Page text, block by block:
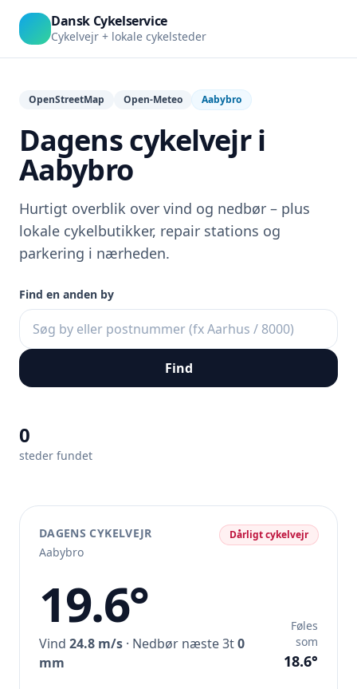
Dansk Cykelservice
Cykelvejr + lokale cykelsteder
OpenStreetMap Open-Meteo Aabybro
Dagens cykelvejr i
Aabybro
Hurtigt overblik over vind og nedbør – plus
lokale cykelbutikker, repair stations og
parkering i nærheden.
Find en anden by
Find
0
steder fundet
DAGENS CYKELVEJR
Aabybro
Dårligt cykelvejr
19.6°
Vind 24.8 m/s · Nedbør næste 3t0
mm
Føles
som
18.6°